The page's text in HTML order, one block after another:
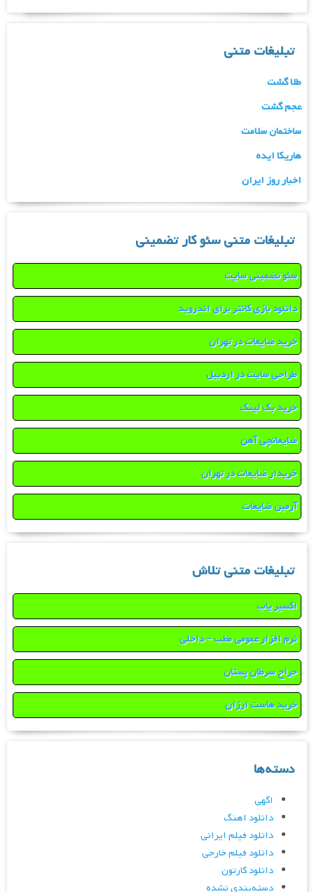
تبلیغات متنی
طلا گشت
عجم گشت
ساختمان سلامت
هاریکا ایده
اخبار روز ایران
تبلیغات متنی سئو کار تضمینی
سئو تضمینی سایت
دانلود بازی کانتر برای اندروید
خرید ضایعات در تهران
طراحی سایت در اردبیل
خرید بک لینک
ضایعاتچی آهن
خریدار ضایعات در تهران
آرمین ضایعات
تبلیغات متنی تلاش
اکسیر یاب
نرم افزار عمومی مطب – داخلی
جراح سرطان پستان
خرید هاست ارزان
دسته‌ها
اگهی
دانلود اهنگ
دانلود فیلم ایرانی
دانلود فیلم خارجی
دانلود کارتون
دسته‌بندی نشده